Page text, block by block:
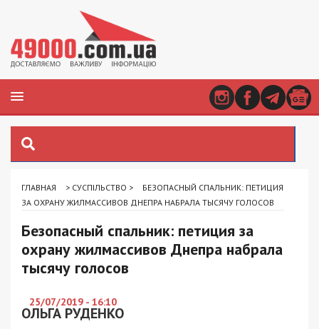
ГЛАВНАЯ > СУСПІЛЬСТВО >
БЕЗОПАСНЫЙ СПАЛЬНИК: ПЕТИЦИЯ
ЗА ОХРАНУ ЖИЛМАССИВОВ ДНЕПРА НАБРАЛА ТЫСЯЧУ ГОЛОСОВ
Безопасный спальник: петиция за
охрану жилмассивов Днепра набрала
тысячу голосов
25/07/2019 - 16:10
ОЛЬГА РУДЕНКО